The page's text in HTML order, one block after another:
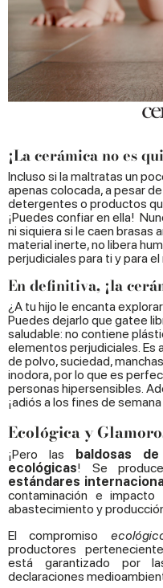
¡La cerámica no es
Incluso si la maltratas un
apenas colocada, a pesar
detergentes o productos
¡Puedes confiar en ella!
ni siquiera si le caen brasas
material inerte, no libera
perjudiciales para ti y para
En definitiva, ¡la
¿A tu hijo le encanta
Puedes dejarlo que gatee
saludable: no contiene
elementos perjudiciales. Es
de polvo, suciedad,
inodora, por lo que es
personas hipersensibles.
¡adiós a los fines de
Ecológica y
¡Pero las baldosas
ecológicas! Se
estándares
contaminación e
abastecimiento y
El compromiso
productores
está garantizado por
declaraciones